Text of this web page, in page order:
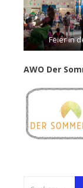
Feier in
AWO Der